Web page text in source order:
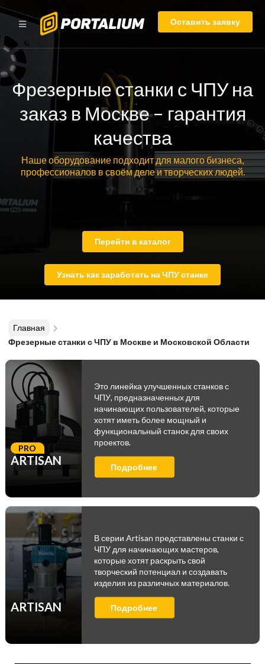
Оставить заявку
Фрезерные станки с ЧПУ на
заказ в Москве – гарантия
качества
Наше оборудование подходит для малого бизнеса,
профессионалов в своём деле и творческих людей.
Перейти в каталог
Узнать как заработать на ЧПУ станке
Главная
Фрезерные станки с ЧПУ в Москве и Московской Области
ARTISAN
PRO
Это линейка улучшенных станков с
ЧПУ, предназначенных для
начинающих пользователей, которые
хотят иметь более мощный и
функциональный станок для своих
проектов.
Подробнее
ARTISAN
В серии Artisan представлены станки с
ЧПУ для начинающих мастеров,
которые хотят раскрыть свой
творческий потенциал и создавать
изделия из различных материалов.
Подробнее